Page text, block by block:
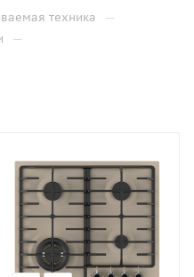
техника —
—